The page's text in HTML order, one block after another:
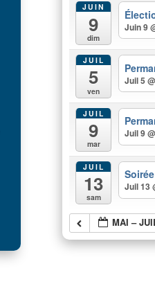
JUIN
9
dim
Juin 9
JUIL
5
ven
Juil 5
JUIL
9
mar
Juil 9
JUIL
13
sam
Juil 13
MAI –